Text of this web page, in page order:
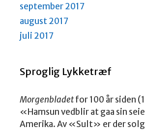
september 2017
august 2017
juli 2017
Sproglig Lykketræf
Morgenbladetfor 100 år siden
«Hamsun vedblir at gaa sin
Amerika. Av «Sult» er der